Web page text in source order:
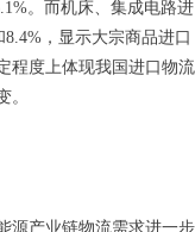
。而机床、集成电路进
，显示大宗商品进口
程度上体现我国进口物流
。
源产业链物流需求进一步